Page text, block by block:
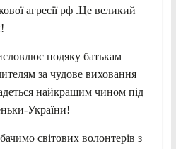
агресії рф .Це великий
подяку батькам
за чудове виховання
найкращим чином під
України!
світових волонтерів з